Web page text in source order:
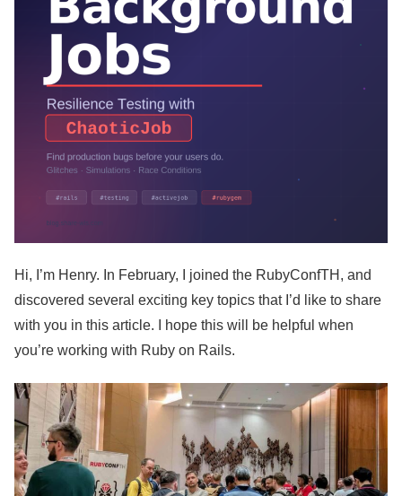
Hi, I’m Henry. In February, I joined the RubyConfTH, and
discovered several exciting key topics that I’d like to share
with you in this article. I hope this will be helpful when
you’re working with Ruby on Rails.